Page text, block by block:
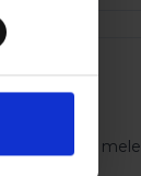
datelor mele